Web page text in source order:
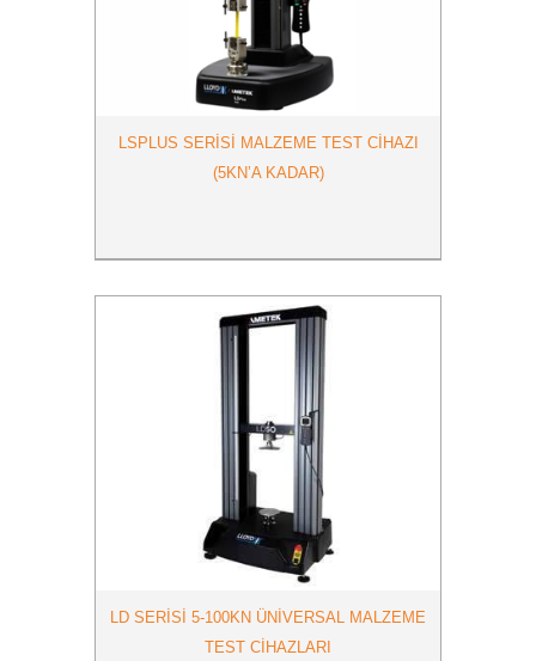
LSPLUS SERİSİ MALZEME TEST CİHAZI
(5KN’A KADAR)
LD SERİSİ 5-100KN ÜNİVERSAL MALZEME
TEST CİHAZLARI